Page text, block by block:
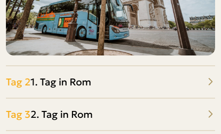
Tag 21. Tag in Rom
Tag 32. Tag in Rom